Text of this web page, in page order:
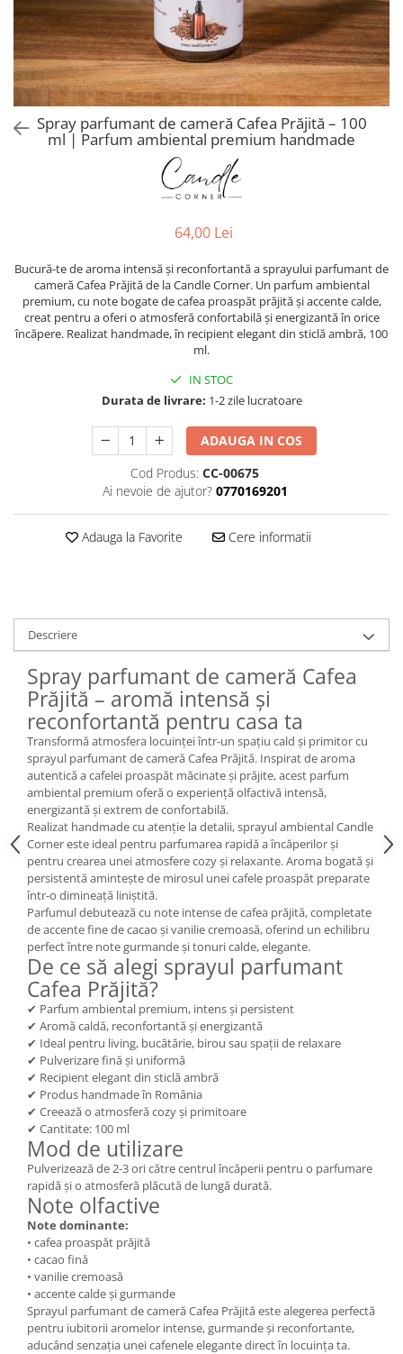
Spray parfumant de cameră Cafea Prăjită – 100
ml | Parfum ambiental premium handmade
64,00 Lei
Bucură-te de aroma intensă și reconfortantă a sprayului parfumant de
cameră Cafea Prăjită de la Candle Corner. Un parfum ambiental
premium, cu note bogate de cafea proaspăt prăjită și accente calde,
creat pentru a oferi o atmosferă confortabilă și energizantă în orice
încăpere. Realizat handmade, în recipient elegant din sticlă ambră, 100
ml.
IN STOC
Durata de livrare: 1-2 zile lucratoare
ADAUGA IN COS
Cod Produs: CC-00675
Ai nevoie de ajutor? 0770169201
Adauga la Favorite Cere informatii
Descriere
Spray parfumant de cameră Cafea
Prăjită – aromă intensă și
reconfortantă pentru casa ta
Transformă atmosfera locuinței într-un spațiu cald și primitor cu
sprayul parfumant de cameră Cafea Prăjită. Inspirat de aroma
autentică a cafelei proaspăt măcinate și prăjite, acest parfum
ambiental premium oferă o experiență olfactivă intensă,
energizantă și extrem de confortabilă.
Realizat handmade cu atenție la detalii, sprayul ambiental Candle
Corner este ideal pentru parfumarea rapidă a încăperilor și
pentru crearea unei atmosfere cozy și relaxante. Aroma bogată și
persistentă amintește de mirosul unei cafele proaspăt preparate
într-o dimineață liniștită.
Parfumul debutează cu note intense de cafea prăjită, completate
de accente fine de cacao și vanilie cremoasă, oferind un echilibru
perfect între note gurmande și tonuri calde, elegante.
De ce să alegi sprayul parfumant
Cafea Prăjită?
✔ Parfum ambiental premium, intens și persistent
✔ Aromă caldă, reconfortantă și energizantă
✔ Ideal pentru living, bucătărie, birou sau spații de relaxare
✔ Pulverizare fină și uniformă
✔ Recipient elegant din sticlă ambră
✔ Produs handmade în România
✔ Creează o atmosferă cozy și primitoare
✔ Cantitate: 100 ml
Mod de utilizare
Pulverizează de 2-3 ori către centrul încăperii pentru o parfumare
rapidă și o atmosferă plăcută de lungă durată.
Note olfactive
Note dominante:
• cafea proaspăt prăjită
• cacao fină
• vanilie cremoasă
• accente calde și gurmande
Sprayul parfumant de cameră Cafea Prăjită este alegerea perfectă
pentru iubitorii aromelor intense, gurmande și reconfortante,
aducând senzația unei cafenele elegante direct în locuința ta.